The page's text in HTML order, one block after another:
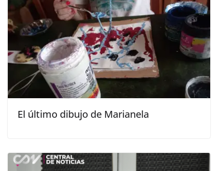
El último dibujo de Marianela